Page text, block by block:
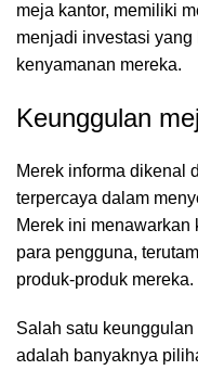
meja kantor, memiliki
menjadi investasi
kenyamanan mereka.
Keunggulan
Merek informa dikenal
terpercaya dalam
Merek ini
para pengguna,
produk-produk mereka.
Salah satu
adalah banyaknya